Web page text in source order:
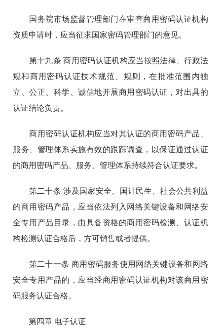
国务院市场监督管理部门在审查商用密码认证机构
资质申请时，应当征求国家密码管理部门的意见。
第十九条 商用密码认证机构应当按照法律、行政法
规和商用密码认证技术规范、规则，在批准范围内独
立、公正、科学、诚信地开展商用密码认证，对出具的
认证结论负责。
商用密码认证机构应当对其认证的商用密码产品、
服务、管理体系实施有效的跟踪调查，以保证通过认证
的商用密码产品、服务、管理体系持续符合认证要求。
第二十条 涉及国家安全、国计民生、社会公共利益
的商用密码产品，应当依法列入网络关键设备和网络安
全专用产品目录，由具备资格的商用密码检测、认证机
构检测认证合格后，方可销售或者提供。
第二十一条 商用密码服务使用网络关键设备和网络
安全专用产品的，应当经商用密码认证机构对该商用密
码服务认证合格。
第四章 电子认证